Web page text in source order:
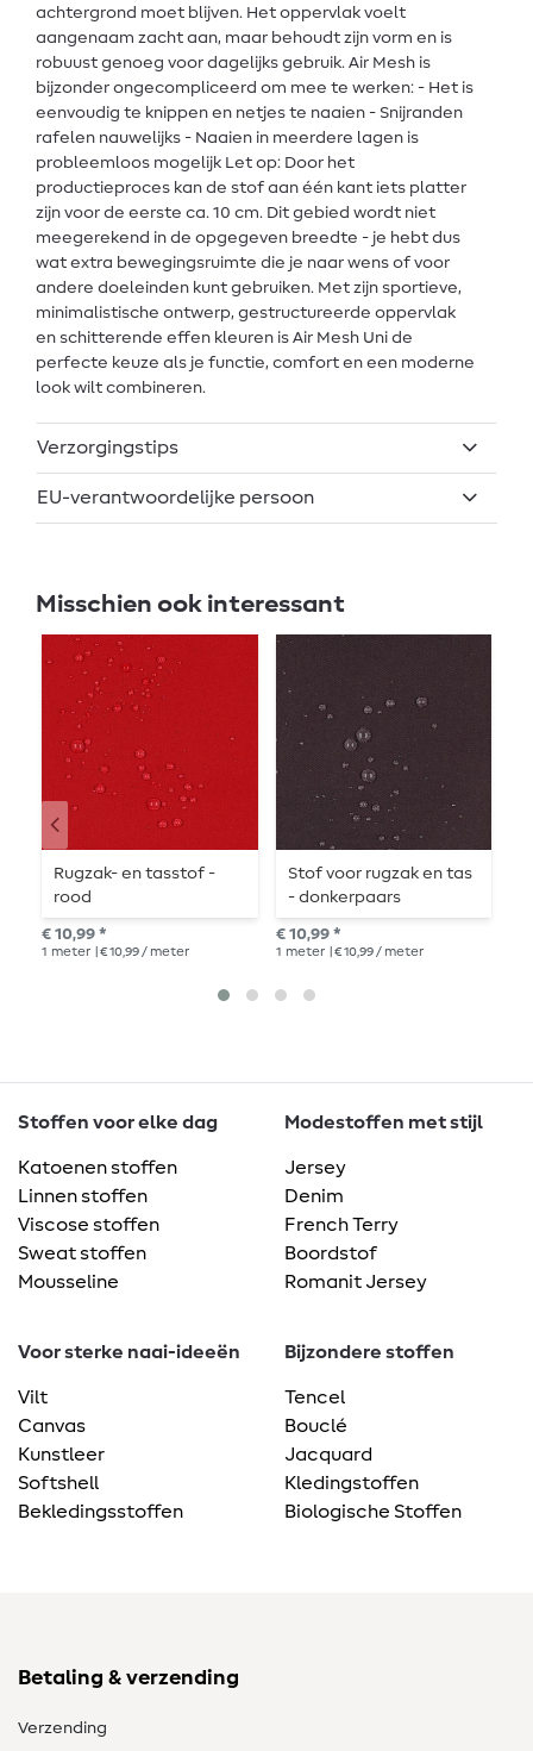
achtergrond moet blijven. Het oppervlak voelt
aangenaam zacht aan, maar behoudt zijn vorm en is
robuust genoeg voor dagelijks gebruik. Air Mesh is
bijzonder ongecompliceerd om mee te werken: - Het is
eenvoudig te knippen en netjes te naaien - Snijranden
rafelen nauwelijks - Naaien in meerdere lagen is
probleemloos mogelijk Let op: Door het
productieproces kan de stof aan één kant iets platter
zijn voor de eerste ca. 10 cm. Dit gebied wordt niet
meegerekend in de opgegeven breedte - je hebt dus
wat extra bewegingsruimte die je naar wens of voor
andere doeleinden kunt gebruiken. Met zijn sportieve,
minimalistische ontwerp, gestructureerde oppervlak
en schitterende effen kleuren is Air Mesh Uni de
perfecte keuze als je functie, comfort en een moderne
look wilt combineren.
Verzorgingstips
EU-verantwoordelijke persoon
Misschien ook interessant
Rugzak- en tasstof -
rood
€ 10,99 *
1 meter | € 10,99 / meter
Stof voor rugzak en tas
- donkerpaars
€ 10,99 *
1 meter | € 10,99 / meter
Stoffen voor elke dag
Katoenen stoffen
Linnen stoffen
Viscose stoffen
Sweat stoffen
Mousseline
Modestoffen met stijl
Jersey
Denim
French Terry
Boordstof
Romanit Jersey
Voor sterke naai-ideeën
Vilt
Canvas
Kunstleer
Softshell
Bekledingsstoffen
Bijzondere stoffen
Tencel
Bouclé
Jacquard
Kledingstoffen
Biologische Stoffen
Betaling & verzending
Verzending